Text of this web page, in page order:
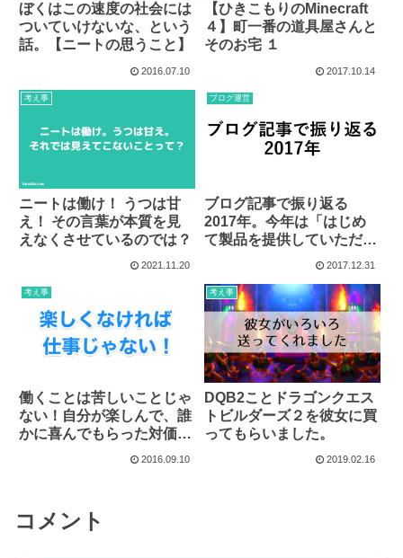
ぼくはこの速度の社会には
ついていけないな、という
話。【ニートの思うこと】
2016.07.10
【ひきこもりのMinecraft
４】町一番の道具屋さんと
そのお宅 １
2017.10.14
考え事
ニートは働け！ うつは甘
え！ その言葉が本質を見
えなくさせているのでは？
2021.11.20
ブログ運営
ブログ記事で振り返る
2017年。今年は「はじめ
て製品を提供していただい
2017.12.31
考え事
働くことは苦しいことじゃ
ない！自分が楽しんで、誰
かに喜んでもらった対価と
2016.09.10
考え事
DQB2ことドラゴンクエス
トビルダーズ２を彼女に買
ってもらいました。
2019.02.16
コメント